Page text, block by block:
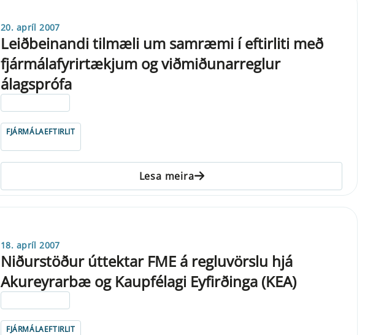
20. apríl 2007
Leiðbeinandi tilmæli um samræmi í eftirliti með
fjármálafyrirtækjum og viðmiðunarreglur
álagsprófa
FJÁRMÁLAEFTIRLIT
Lesa meira
18. apríl 2007
Niðurstöður úttektar FME á regluvörslu hjá
Akureyrarbæ og Kaupfélagi Eyfirðinga (KEA)
FJÁRMÁLAEFTIRLIT